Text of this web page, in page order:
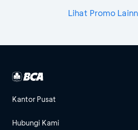
Lihat Promo
Kantor Pusat
Hubungi Kami